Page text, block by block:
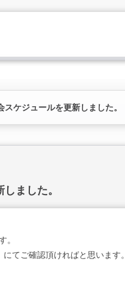
ケジュールを更新しました。
ました。
。
てご確認頂ければと思います。